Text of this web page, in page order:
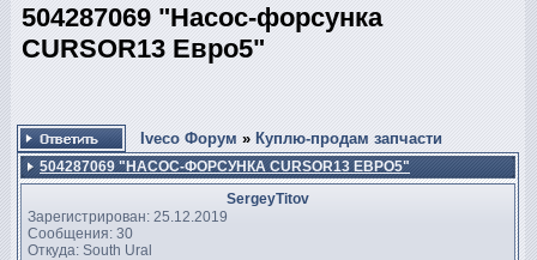
504287069 "Насос-форсунка
CURSOR13 Евро5"
Iveco Форум » Куплю-продам запчасти
504287069 "НАСОС-ФОРСУНКА CURSOR13 ЕВРО5"
SergeyTitov
Зарегистрирован: 25.12.2019
Сообщения: 30
Откуда: South Ural